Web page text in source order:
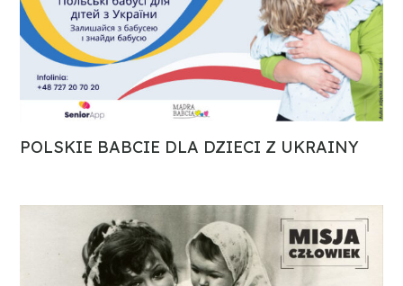
POLSKIE BABCIE DLA DZIECI Z UKRAINY